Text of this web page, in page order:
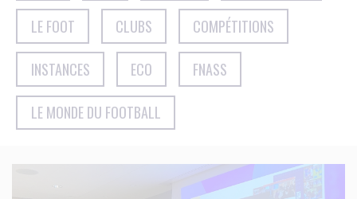
LE FOOT CLUBS COMPÉTITIONS
INSTANCES ECO FNASS
LE MONDE DU FOOTBALL